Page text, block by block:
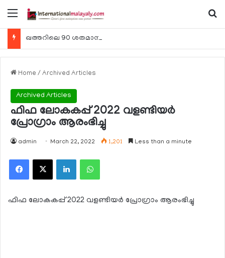
Menu
Home / Archived Articles
Archived Articles
ഫിഫ ലോകകപ്പ് 2022 വളണ്ടിയര്‍
പ്രോഗ്രാം ആരംഭിച്ചു
admin March 22, 2022 1,201 Less than a minute
Facebook
X LinkedInWhatsApp
ഫിഫ ലോകകപ്പ് 2022 വളണ്ടിയര്‍ പ്രോഗ്രാം ആരംഭിച്ചു